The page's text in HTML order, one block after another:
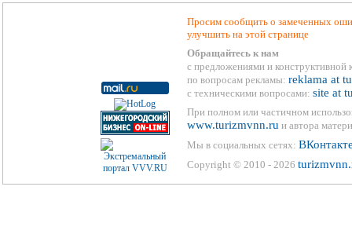
Просим сообщить о замеченных
улучшить на этой странице
Обращайтесь к нам
с предложениями и конструктивной
по вопросам рекламы: reklama at
с техническими вопросами: site at
При полном или частичном
www.turizmvnn.ru и автора
Мы в социальных сетях:
Copyright © 2010 - 2026